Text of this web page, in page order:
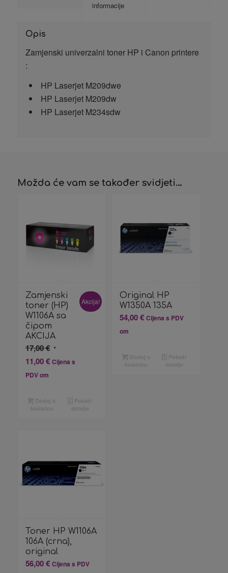
informacije
Opis
Zamjenski univerzalni toner HP i Canon printere
:
HP Laserjet M209dwe
HP Laserjet M209dw
HP Laserjet M234sdw
Možda će vam se također svidjeti…
Zamjenski
toner (HP)
W1106A sa
čipom
AKCIJA
17,00€ Izvorna
cijena
11,00€Trenutna
Cijena s
PDV om
Akcija!
Original HP
W1350A 135A
54,00€ Cijena s PDV
om
Toner HP W1106A
106A (crna),
original
56,00€ Cijena s PDV